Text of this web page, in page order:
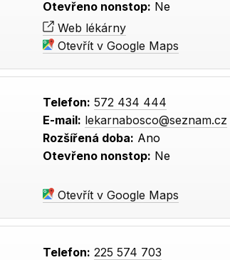
Otevřeno nonstop: Ne
Web lékárny
Otevřít v Google Maps
Telefon: 572 434 444
E-mail: lekarnabosco@seznam.cz
Rozšířená doba: Ano
Otevřeno nonstop: Ne
Otevřít v Google Maps
Telefon: 225 574 703